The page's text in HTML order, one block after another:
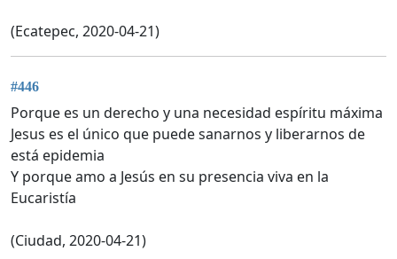
(Ecatepec, 2020-04-21)
#446
Porque es un derecho y una necesidad espíritu máxima
Jesus es el único que puede sanarnos y liberarnos de
está epidemia
Y porque amo a Jesús en su presencia viva en la
Eucaristía
(Ciudad, 2020-04-21)